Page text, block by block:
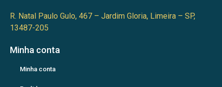
R. Natal Paulo Gulo, 467 – Jardim Gloria, Limeira – SP,
13487-205
Minha conta
Minha conta